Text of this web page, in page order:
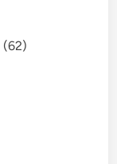
(62)